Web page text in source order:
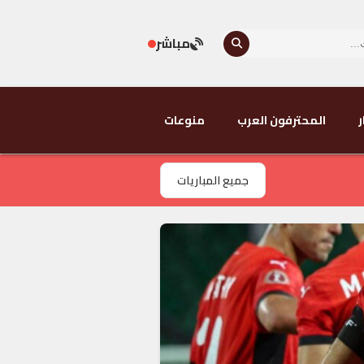
مباشر
المحترفون العرب منوعات
جميع المباريات